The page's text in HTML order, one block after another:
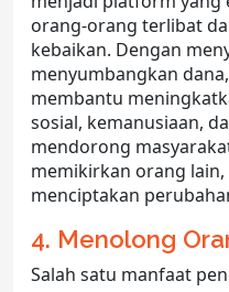
orang-orang terlibat
kebaikan. Dengan
menyumbangkan
membantu
sosial, kemanusiaan,
mendorong
memikirkan orang
menciptakan
4. Menolong
Salah satu manfaat